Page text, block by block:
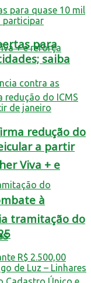
Viva + e
à
para
saiba
redução do
a partir
tramitação do